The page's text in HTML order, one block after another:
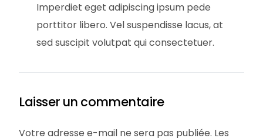
Imperdiet eget adipiscing ipsum pede
porttitor libero. Vel suspendisse lacus, at
sed suscipit volutpat qui consectetuer.
Laisser un commentaire
Votre adresse e-mail ne sera pas publiée. Les